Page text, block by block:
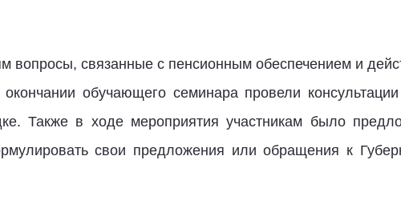
вопросы, связанные с пенсионным обеспечением и
обучающего семинара провели
Также в ходе мероприятия участникам было
свои предложения или обращения к